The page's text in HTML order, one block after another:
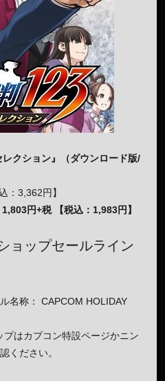
クション』（ダウンロード版/
：3,362円】
円+税 【税込：1,983円】
ョップセールライン
名称： CAPCOM HOLIDAY
はカプコン特設ページかニン
ください。